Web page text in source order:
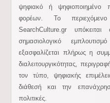
ψηφιακό ή ψηφιοποιημένο
φορέων. Το
SearchCulture.gr
σημασιολογικό
εξασφαλίζεται πλήρως η
διαλειτουργικότητας,
τον τύπο, ψηφιακής
διάθεσή και την
πολιτικές.